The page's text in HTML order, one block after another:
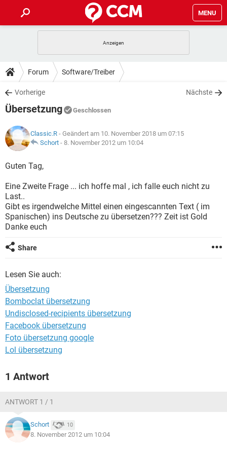
MENU
ANDROID IOS
WINDOWS 10
WHATSAPP
FACEBOOK
TIPPS & TRICKS
SPIELE
WHATSAPP TIKTOK
FACEBOOK
DOWNLOADS
SPIELE
ANDROID
WINDOWS 10 INSTAGRAM
WHATSAPP
SPIELE STREAMING
ANDROID
WINDOWS 10
WHATSAPP TIKTOK
FACEBOOK HARDWARE
LEXIKON
SPIELE
WINDOWS 10
WHATSAPP TIKTOK
FACEBOOK
Forum Software/Treiber
Vorherige Nächste
Übersetzung Geschlossen
Classic.R - Geändert am 10. November 2018 um 07:15
Schort - 8. November 2012 um 10:04
Guten Tag,
Eine Zweite Frage ... ich hoffe mal , ich falle euch nicht zu
Last..
Gibt es irgendwelche Mittel einen eingescannten Text ( im
Spanischen) ins Deutsche zu übersetzen??? Zeit ist Gold
Danke euch
Share
Lesen Sie auch:
Übersetzung
Bomboclat übersetzung
Undisclosed-recipients übersetzung
Facebook übersetzung
Foto übersetzung google
Lol übersetzung
1 Antwort
ANTWORT 1 / 1
Schort 10
8. November 2012 um 10:04